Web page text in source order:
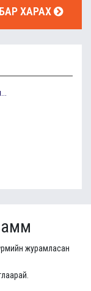
ХАРАХ
журамласан